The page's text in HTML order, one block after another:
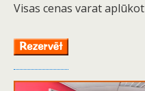
Visas cenas varat aplūkot